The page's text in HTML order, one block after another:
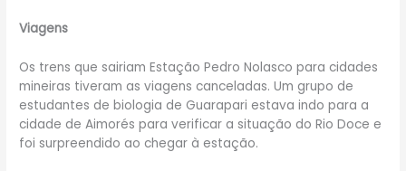
Viagens
Os trens que sairiam Estação Pedro Nolasco para cidades
mineiras tiveram as viagens canceladas. Um grupo de
estudantes de biologia de Guarapari estava indo para a
cidade de Aimorés para verificar a situação do Rio Doce e
foi surpreendido ao chegar à estação.